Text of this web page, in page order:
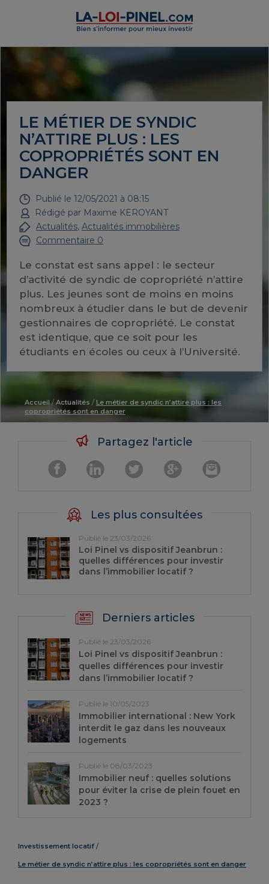
LE MÉTIER DE SYNDIC
N’ATTIRE PLUS : LES
COPROPRIÉTÉS SONT EN
DANGER
Publié le 12/05/2021 à 08:15
Rédigé par Maxime KEROYANT
Actualités, Actualités immobilières
Commentaire 0
Le constat est sans appel : le secteur
d’activité de syndic de copropriété n’attire
plus. Les jeunes sont de moins en moins
nombreux à étudier dans le but de devenir
gestionnaires de copropriété. Le constat
est identique, que ce soit pour les
étudiants en écoles ou ceux à l’Université.
Accueil / Actualités / Le métier de syndic n’attire plus : les
copropriétés sont en danger
Investissement locatif
Le métier de syndic n’attire plus : les copropriétés sont en danger
Partagez l'article
Les plus consultées
Publié le 23/03/2026
Loi Pinel vs dispositif Jeanbrun :
quelles différences pour investir
dans l’immobilier locatif ?
Derniers articles
Publié le 23/03/2026
Loi Pinel vs dispositif Jeanbrun :
quelles différences pour investir
dans l’immobilier locatif ?
Publié le 10/05/2023
Immobilier international : New York
interdit le gaz dans les nouveaux
logements
Publié le 08/03/2023
Immobilier neuf : quelles solutions
pour éviter la crise de plein fouet en
2023 ?